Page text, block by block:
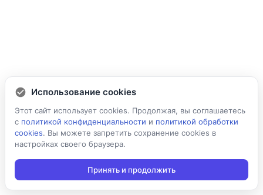
Использование cookies
Этот сайт использует cookies. Продолжая, вы соглашаетесь
с политикой конфиденциальности и политикой обработки
cookies. Вы можете запретить сохранение cookies в
настройках своего браузера.
Принять и продолжить